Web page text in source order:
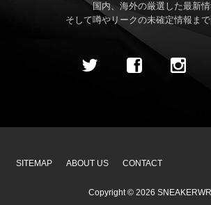
国内、海外の厳選した最新
そして噂やリークの未確定情報まで
SITEMAP ABOUT US CONTACT
Copyright © 2026